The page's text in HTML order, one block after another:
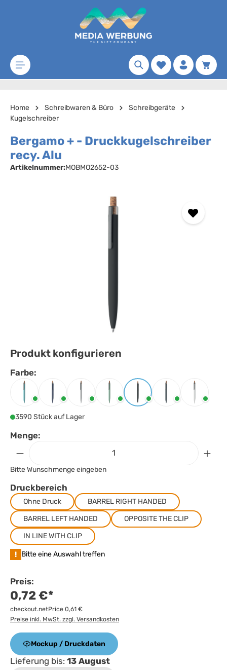
Zum Hauptinhalt springen
Merkzettel
Home Schreibwaren & Büro
Schreibgeräte
Kugelschreiber
Bergamo + - Druckkugelschreiber
recy. Alu
Artikelnummer:MOBMO2652-03
Produkt konfigurieren
Farbe:
Farbe auswählen
BabyblauBlau MattsilberMintgrünSchwarz SteingrauWeiss
3590 Stück auf Lager
Menge:
Bitte Wunschmenge eingeben
Druckbereich
Ohne Druck
BARREL RIGHT HANDED
BARREL LEFT HANDED
OPPOSITE THE CLIP
IN LINE WITH CLIP
! Bitte eine Auswahl treffen
Preis:
0,72 €*
checkout.netPrice 0,61 €
Preise inkl. MwSt. zzgl. Versandkosten
Mockup / Druckdaten
Lieferung bis: 13 August